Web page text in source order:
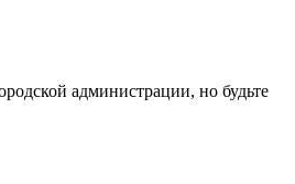
администрации, но будьте